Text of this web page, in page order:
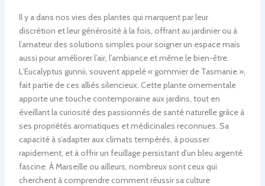
Il y a dans nos vies des plantes qui marquent par leur
discrétion et leur générosité à la fois, offrant au jardinier ou à
l’amateur des solutions simples pour soigner un espace mais
aussi pour améliorer l’air, l’ambiance et même le bien-être.
L’Eucalyptus gunnii, souvent appelé « gommier de Tasmanie »,
fait partie de ces alliés silencieux. Cette plante ornementale
apporte une touche contemporaine aux jardins, tout en
éveillant la curiosité des passionnés de santé naturelle grâce à
ses propriétés aromatiques et médicinales reconnues. Sa
capacité à s’adapter aux climats tempérés, à pousser
rapidement, et à offrir un feuillage persistant d’un bleu argenté
fascine. À Marseille ou ailleurs, nombreux sont ceux qui
cherchent à comprendre comment réussir sa culture